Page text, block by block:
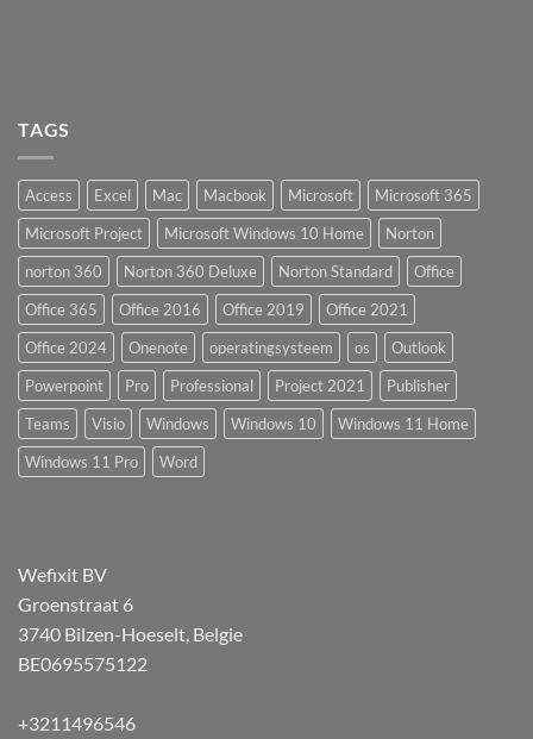
TAGS
Access Excel Mac Macbook Microsoft
Microsoft 365
Microsoft Project
Microsoft Windows 10 Home
Norton
norton 360
Norton 360 Deluxe Norton Standard
Office
Office 365
Office 2016 Office 2019
Office 2021
Office 2024
Onenote operatingsysteem os
Outlook
Powerpoint
Pro Professional Project 2021
Publisher
Teams
Visio Windows Windows 10
Windows 11 Home
Windows 11 Pro
Word
Wefixit BV
Groenstraat 6
3740 Bilzen-Hoeselt, Belgie
BE0695575122
+3211496546